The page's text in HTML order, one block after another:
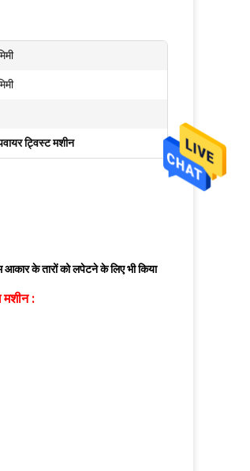
ट्विस्ट मशीन
के तारों को लपेटने के लिए भी किया
मशीन :